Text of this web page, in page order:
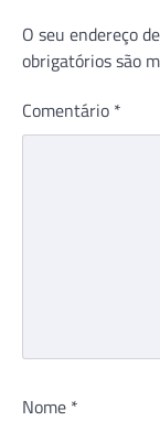
O seu endereço
obrigatórios são
Comentário *
Nome *